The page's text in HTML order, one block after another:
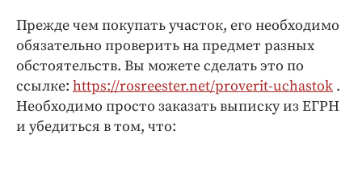
Прежде чем покупать участок, его необходимо
обязательно проверить на предмет разных
обстоятельств. Вы можете сделать это по
ссылке: https://rosreester.net/proverit-uchastok .
Необходимо просто заказать выписку из ЕГРН
и убедиться в том, что: